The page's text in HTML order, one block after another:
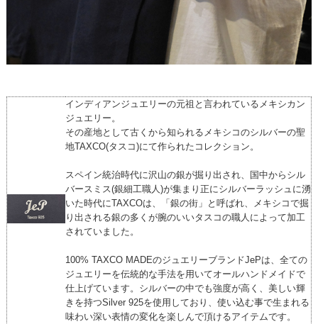
インディアンジュエリーの元祖と言われているメキシカン
ジュエリー。
その産地として古くから知られるメキシコのシルバーの聖
地TAXCO(タスコ)にて作られたコレクション。
スペイン統治時代に沢山の銀が掘り出され、国中からシル
バースミス(銀細工職人)が集まり正にシルバーラッシュに湧
いた時代にTAXCOは、「銀の街」と呼ばれ、メキシコで掘
り出される銀の多くが腕のいいタスコの職人によって加工
されていました。
100% TAXCO MADEのジュエリーブランドJePは、全ての
ジュエリーを伝統的な手法を用いてオールハンドメイドで
仕上げています。シルバーの中でも強度が高く、美しい輝
きを持つSilver 925を使用しており、使い込む事で生まれる
味わい深い表情の変化を楽しんで頂けるアイテムです。